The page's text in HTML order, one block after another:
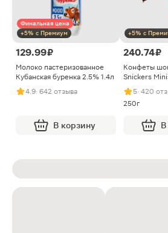
Финальная цена
+5% с Премиум
129.99 ₽
Молоко пастеризованное
Кубанская буренка 2.5% 1.4л
4.9· 642 отзыва
В корзину
+5% с
240.74 ₽
Конфеты
Snickers
арахисом и
5· 420
250г
В